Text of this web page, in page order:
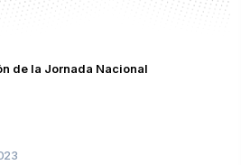
de la Jornada Nacional